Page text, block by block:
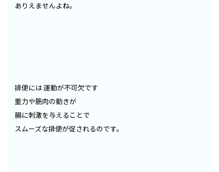
ありえませんよね。
排便には 運動が不可欠です
重力や筋肉の動きが
腸に刺激を与えることで
スムーズな排便が促されるのです。